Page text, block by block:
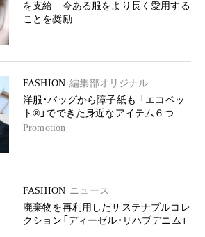
を支給 今ある服をより長く愛用する
ことを奨励
FASHION 編集部オリジナル
洋服・バッグから障子紙も 「エコペッ
ト®」でできた身近なアイテム６つ
Promotion
FASHION ニュース
廃棄物を再利用したサステナブルコレ
クション「ディーゼル・リハブデニム」